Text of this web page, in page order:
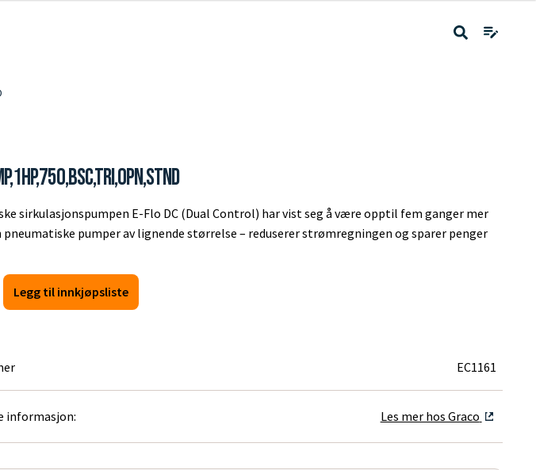
sirkulasjonspumpen E-Flo DC (Dual Control) har vist seg å være opptil fem ganger mer
pneumatiske pumper av lignende størrelse – reduserer strømregningen og sparer penger
Legg til innkjøpsliste
EC1161
informasjon: Les mer hos Graco